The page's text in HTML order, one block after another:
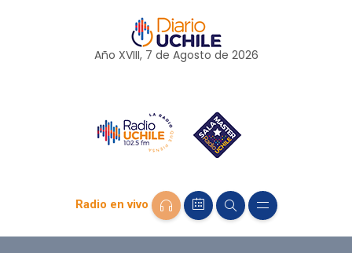
Año XVIII, 7 de Agosto de 2026
Radio en vivo